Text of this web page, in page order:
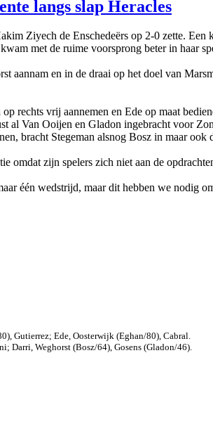
langs slap Heracles
Ziyech de Enschedeërs op 2-0 zette. Een
met de ruime voorsprong beter in haar
en in de draai op het doel van
rechts vrij aannemen en Ede op maat
Van Ooijen en Gladon ingebracht voor
bracht Stegeman alsnog Bosz in maar
omdat zijn spelers zich niet aan de
één wedstrijd, maar dit hebben we nodig
Gutierrez; Ede, Oosterwijk (Eghan/80), Cabral.
Darri, Weghorst (Bosz/64), Gosens (Gladon/46).